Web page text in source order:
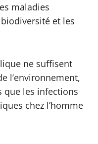
maladies
et les
ne suffisent
l’environnement,
que les infections
chez l’homme